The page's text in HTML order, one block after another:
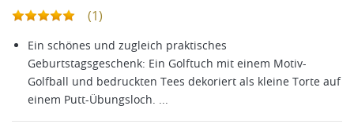
(1)
Ein schönes und zugleich praktisches
Geburtstagsgeschenk: Ein Golftuch mit einem Motiv-
Golfball und bedruckten Tees dekoriert als kleine Torte auf
einem Putt-Übungsloch. ...